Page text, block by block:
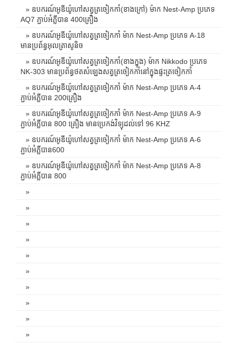
» ឧបករណ៍អូឌីយ៉ូហៅសត្វត្រចៀកកាំ(ខាងក្រៅ) ម៉ាក Nest-Amp ប្រភេទ
AQ7 ភ្ជាប់អំភ្លីបាន 400គ្រឿង
» ឧបករណ៍អូឌីយ៉ូហៅសត្វត្រចៀកកាំ ម៉ាក Nest-Amp ប្រភេទ A-18
មានប្រព័ន្ធអុលត្រាសូនិច
» ឧបករណ៍អូឌីយ៉ូហៅសត្វត្រចៀកកាំ(ខាងក្នុង) ម៉ាក Nikkodo ប្រភេទ
NK-303 មានប្រព័ន្ធថតសំឡេងសត្វត្រចៀកកាំនៅក្នុងផ្ទះត្រចៀកកាំ
» ឧបករណ៍អូឌីយ៉ូហៅសត្វត្រចៀកកាំ ម៉ាក Nest-Amp ប្រភេទ A-4
ភ្ជាប់អំភ្លីបាន 200គ្រឿង
» ឧបករណ៍អូឌីយ៉ូហៅសត្វត្រចៀកកាំ ម៉ាក Nest-Amp ប្រភេទ A-9
ភ្ជាប់អំភ្លីបាន 800 គ្រឿង មានប្រេកង់វិទ្យុដល់ទៅ 96 KHZ
» ឧបករណ៍អូឌីយ៉ូហៅសត្វត្រចៀកកាំ ម៉ាក Nest-Amp ប្រភេទ A-6
ភ្ជាប់អំភ្លីបាន600
» ឧបករណ៍អូឌីយ៉ូហៅសត្វត្រចៀកកាំ ម៉ាក Nest-Amp ប្រភេទ A-8
ភ្ជាប់អំភ្លីបាន 800
»
»
»
»
»
»
»
»
»
»